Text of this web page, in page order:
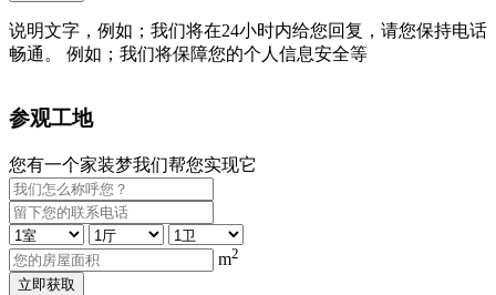
说明文字，例如；我们将在24小时内给您回复，请您保持电话
畅通。 例如；我们将保障您的个人信息安全等
参观工地
您有一个家装梦我们帮您实现它
m2
立即获取